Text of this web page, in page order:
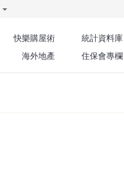
快樂購屋術
統計資料庫
海外地產 住保會專欄